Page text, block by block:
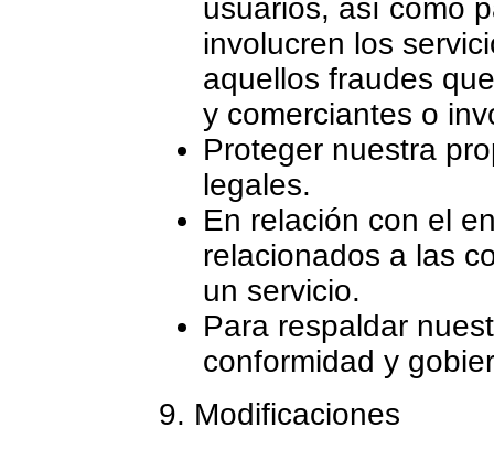
usuarios, así como
involucren los
aquellos fraudes
y comerciantes o
Proteger nuestra
legales.
En relación con el
relacionados a las
un servicio.
Para respaldar
conformidad y
9. Modificaciones